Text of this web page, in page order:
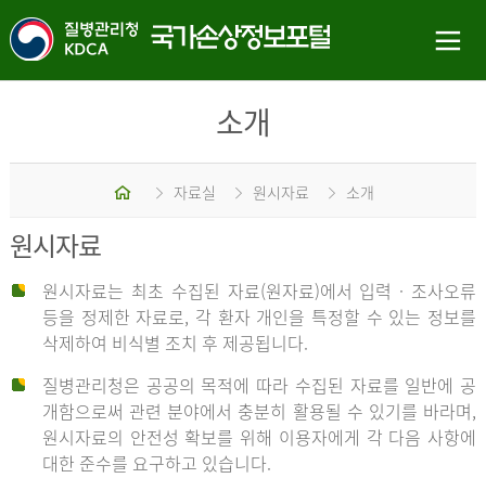
소개
홈 자료실 원시자료 소개
원시자료
원시자료는 최초 수집된 자료(원자료)에서 입력 · 조사오류
등을 정제한 자료로, 각 환자 개인을 특정할 수 있는 정보를
삭제하여 비식별 조치 후 제공됩니다.
질병관리청은 공공의 목적에 따라 수집된 자료를 일반에 공
개함으로써 관련 분야에서 충분히 활용될 수 있기를 바라며,
원시자료의 안전성 확보를 위해 이용자에게 각 다음 사항에
대한 준수를 요구하고 있습니다.